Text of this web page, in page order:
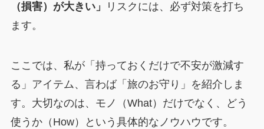
（損害）が大きい」
リスクには、必ず対策を打ち
ます。
ここでは、私が「持っておくだけで不安が激減す
る」アイテム、言わば「旅のお守り」を紹介しま
す。大切なのは、モノ（What）だけでなく、どう
使うか（How）という具体的なノウハウです。